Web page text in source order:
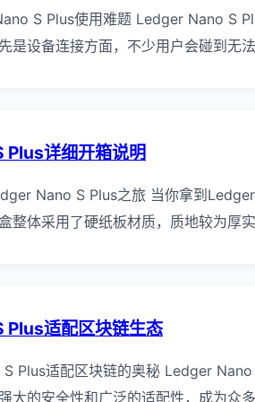
S Plus使用难题 Ledger Nano S
是设备连接方面，不少用户会碰到无
详细开箱说明
Nano S Plus之旅 当你拿到
整体采用了硬纸板材质，质地较为厚
Plus适配区块链生态
Plus适配区块链的奥秘 Ledger
大的安全性和广泛的适配性，成为众